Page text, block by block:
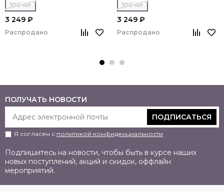
100 мл
3 249 ₽
Распродано
100 мл
3 249 ₽
Распродано
ПОЛУЧАТЬ НОВОСТИ
ПОДПИСАТЬСЯ
Я согласен с политикой конфиденциальности
Подпишитесь на новости, чтобы быть в курсе наших
новых поступлений, акций и скидок, оффлайн
мероприятий.